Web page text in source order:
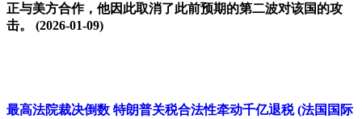
正与美方合作，他因此取消了此前预期的第二波对该国的攻
击。 (2026-01-09)
最高法院裁决倒数 特朗普关税合法性牵动千亿退税 (法国国际